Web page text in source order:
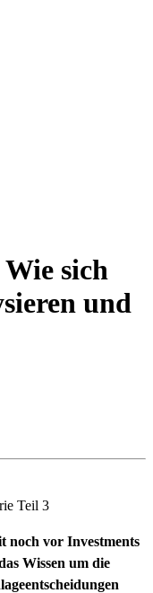
sich
und
Teil 3
noch vor Investments
Wissen um die